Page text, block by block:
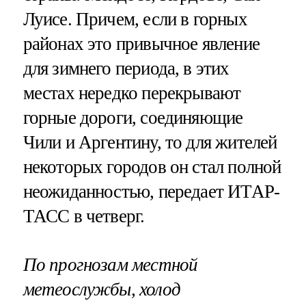
Луисе. Причем, если в горных
районах это привычное явление
для зимнего периода, в этих
местах нередко перекрывают
горные дороги, соединяющие
Чили и Аргентину, то для жителей
некоторых городов он стал полной
неожиданностью, передает ИТАР-
ТАСС в четверг.
По прогнозам местной
метеослужбы, холод